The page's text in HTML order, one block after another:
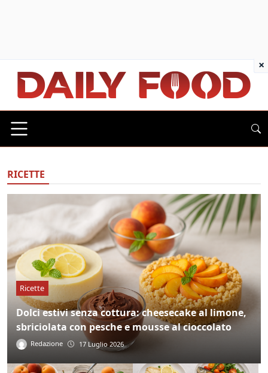
RICETTE
Ricette
Dolci estivi senza cottura: cheesecake al limone,
sbriciolata con pesche e mousse al cioccolato
Redazione 17 Luglio 2026
×